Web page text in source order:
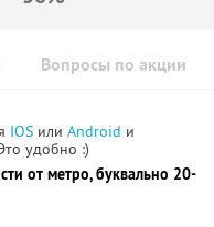
Вопросы по акции
IOS или Android и
удобно :)
от метро, буквально 20-